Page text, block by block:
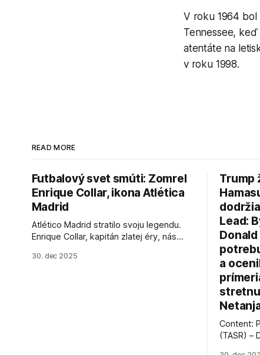
V roku 1964 bol
Tennessee, keď
atentáte na
v roku 1998.
READ MORE
Futbalový svet smúti: Zomrel
Enrique Collar, ikona Atlética
Madrid
Atlético Madrid stratilo svoju legendu.
Enrique Collar, kapitán zlatej éry, nás
jeho úspechy a odkaz.
30. dec 2025
Trump
Lead:
a
Content:
(TASR) –